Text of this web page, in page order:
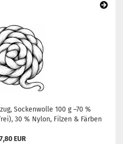
Sockenwolle 100 g –70 %
30 % Nylon, Filzen & Färben
7,80 EUR